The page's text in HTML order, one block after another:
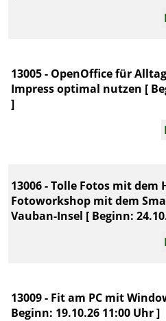
13005 - OpenOffice für
Impress optimal nutzen [
]
13006 - Tolle Fotos mit dem
Fotoworkshop mit dem
Vauban-Insel [ Beginn:
13009 - Fit am PC mit
Beginn: 19.10.26 11:00 Uhr ]